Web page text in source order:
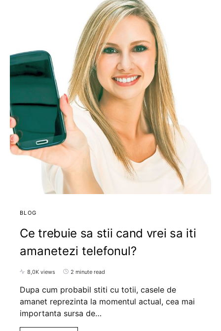
BLOG
Ce trebuie sa stii cand vrei sa iti
amanetezi telefonul?
8,0K views 2 minute read
Dupa cum probabil stiti cu totii, casele de
amanet reprezinta la momentul actual, cea mai
importanta sursa de…